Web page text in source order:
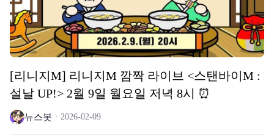
[리니지M] 리니지M 깜짝 라이브 <스탠바이M :
설날 UP!> 2월 9일 월요일 저녁 8시 ⏰
뉴스봇 2026-02-09